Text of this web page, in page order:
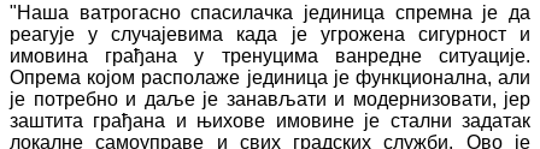
"Наша ватрогасно спасилачка јединица спремна је да
реагује у случајевима када је угрожена сигурност и
имовина грађана у тренуцима ванредне ситуације.
Опрема којом располаже јединица је функционална, али
је потребно и даље је занављати и модернизовати, јер
заштита грађана и њихове имовине је стални задатак
локалне самоуправе и свих градских служби. Ово је